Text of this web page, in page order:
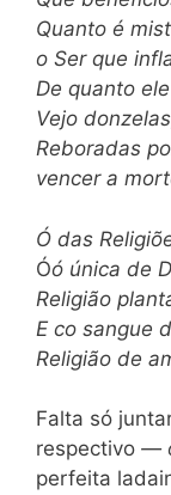
Quanto é
o Ser que
De quanto
Vejo
Reboradas
vencer a
Ó das
Óó única de
Religião
E co sangue
Religião de
Falta só
respectivo —
perfeita